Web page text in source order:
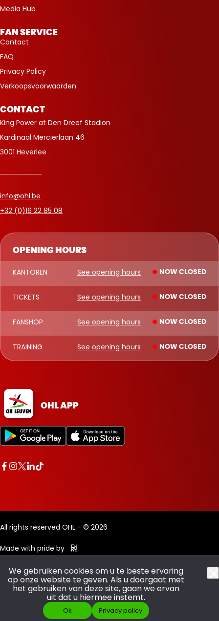
OPENING HOURS
KANTOREN See opening hours NOW CLOSED
TICKETS See opening hours NOW CLOSED
FANSHOP See opening hours NOW CLOSED
TRAINING See opening hours NOW CLOSED
Media Hub
FAN SERVICE
Contact
FAQ
Privacy Policy
Verkoopsvoorwaarden
CONTACT
King Power at Den Dreef Stadion
Kardinaal Mercierlaan 46
3001 Heverlee
info@ohl.be
+32 (0)16 22 85 08
OHL APP
All rights reserved OHL - © 2026
Made with pride by
We gebruiken cookies om u te beste ervaring
op onze website te geven. Als u doorgaat met
het gebruiken van deze site, gaan we ervan
uit dat u hiermee instemt.
Ok Privacy policy